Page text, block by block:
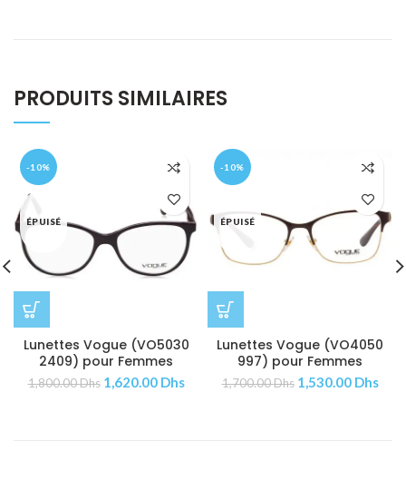
PRODUITS SIMILAIRES
-10%
ÉPUISÉ
Lunettes Vogue (VO5030
2409) pour Femmes
1,800.00Dhs 1,620.00 Dhs
-10%
ÉPUISÉ
Lunettes Vogue (VO4050
997) pour Femmes
1,700.00Dhs 1,530.00 Dhs